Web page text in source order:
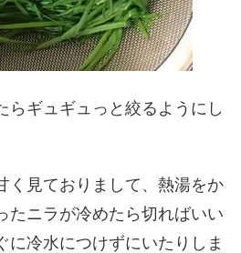
らギュギュっと絞るようにし
く見ておりまして、熱湯をか
たニラが冷めたら切ればいい
に冷水につけずにいたりしま